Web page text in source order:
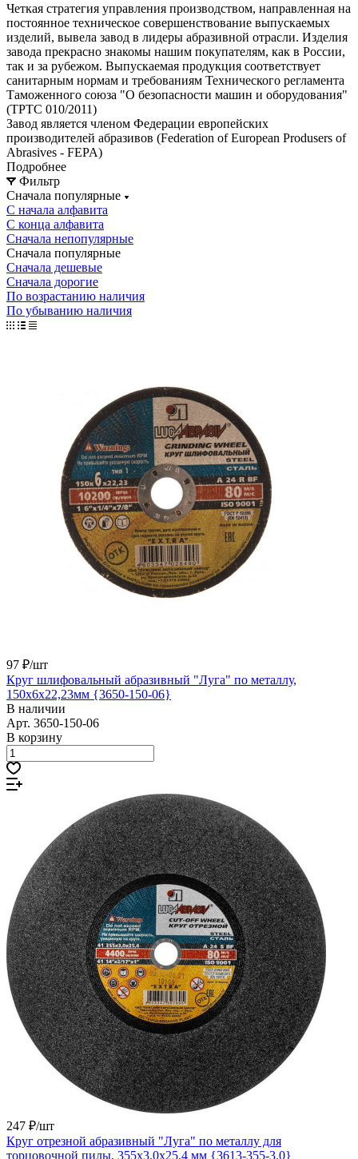
Четкая стратегия управления производством, направленная на
постоянное техническое совершенствование выпускаемых
изделий, вывела завод в лидеры абразивной отрасли. Изделия
завода прекрасно знакомы нашим покупателям, как в России,
так и за рубежом. Выпускаемая продукция соответствует
санитарным нормам и требованиям Технического регламента
Таможенного союза "О безопасности машин и оборудования"
(ТРТС 010/2011)
Завод является членом Федерации европейских
производителей абразивов (Federation of European Produsers of
Abrasives - FEPA)
Подробнее
Фильтр
Сначала популярные
С начала алфавита
С конца алфавита
Сначала непопулярные
Сначала популярные
Сначала дешевые
Сначала дорогие
По возрастанию наличия
По убыванию наличия
97 ₽/шт
Круг шлифовальный абразивный "Луга" по металлу,
150х6х22,23мм {3650-150-06}
В наличии
Арт. 3650-150-06
В корзину
247 ₽/шт
Круг отрезной абразивный "Луга" по металлу для
торцовочной пилы, 355х3,0х25,4 мм {3613-355-3.0}